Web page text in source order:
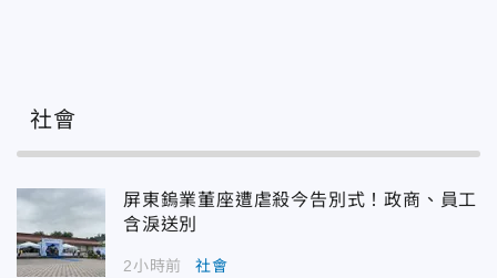
社會
屏東鎢業董座遭虐殺今告別式！政商、員工
含淚送別
2小時前 社會